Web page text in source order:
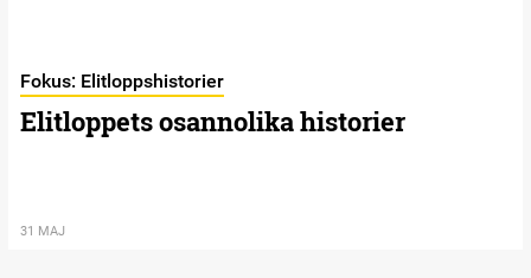
Fokus: Elitloppshistorier
Elitloppets osannolika historier
31 MAJ